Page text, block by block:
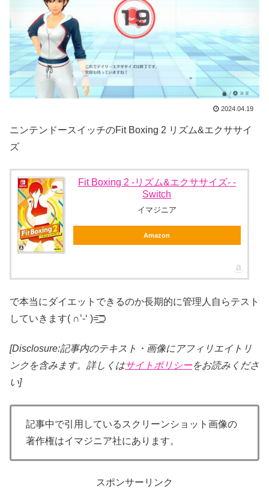
2024.04.19
ニンテンドースイッチのFit Boxing 2 リズム&エクササイ
ズ
Fit Boxing 2 -リズム&エクササイズ- -
Switch
イマジニア
Amazon
で本当にダイエットできるのか長期的に管理人自らテスト
していきます( ∩’-‘ )=͟͟͞͞⊃
[Disclosure:記事内のテキスト・画像にアフィリエイトリ
ンクを含みます。詳しくはサイトポリシーをお読みくださ
い]
記事中で引用しているスクリーンショット画像の
著作権はイマジニア社にあります。
スポンサーリンク